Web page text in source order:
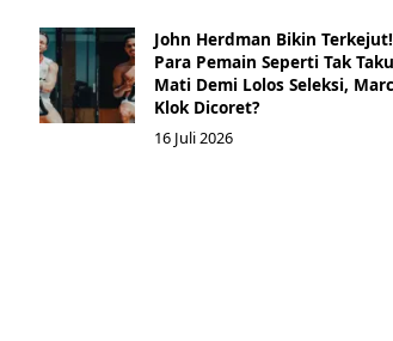
John Herdman Bikin Terkejut!
Para Pemain Seperti Tak
Mati Demi Lolos Seleksi, Marc
Klok Dicoret?
16 Juli 2026